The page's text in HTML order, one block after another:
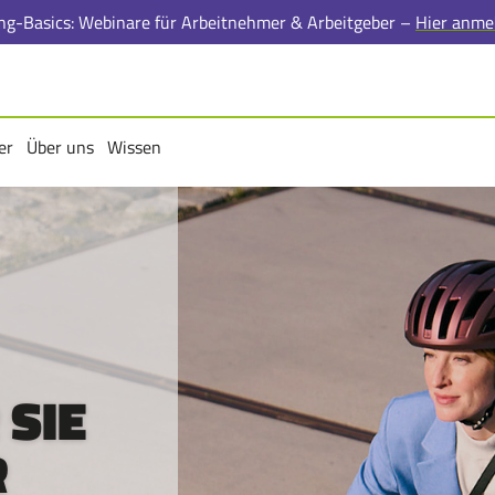
Basics: Webinare für Arbeitnehmer & Arbeitgeber – Hier
Über uns Wissen